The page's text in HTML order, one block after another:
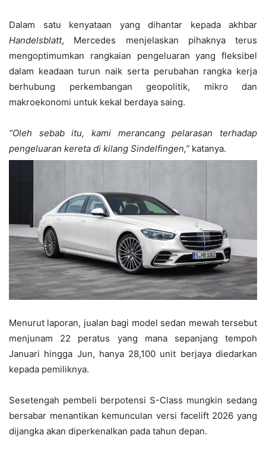
Dalam satu kenyataan yang dihantar kepada akhbar
Handelsblatt, Mercedes menjelaskan pihaknya terus
mengoptimumkan rangkaian pengeluaran yang fleksibel
dalam keadaan turun naik serta perubahan rangka kerja
berhubung perkembangan geopolitik, mikro dan
makroekonomi untuk kekal berdaya saing.
“Oleh sebab itu, kami merancang pelarasan terhadap
pengeluaran kereta di kilang Sindelfingen,” katanya.
Menurut laporan, jualan bagi model sedan mewah tersebut
menjunam 22 peratus yang mana sepanjang tempoh
Januari hingga Jun, hanya 28,100 unit berjaya diedarkan
kepada pemiliknya.
Sesetengah pembeli berpotensi S-Class mungkin sedang
bersabar menantikan kemunculan versi facelift 2026 yang
dijangka akan diperkenalkan pada tahun depan.